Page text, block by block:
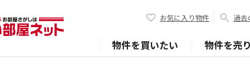
お気に入り物件 過去
物件を買いたい 物件を売